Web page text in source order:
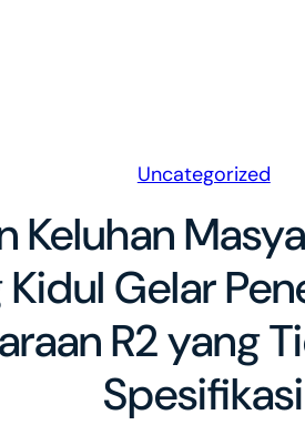
Uncategorized
Keluhan
Gelar
R2 yang
Spesifikasi